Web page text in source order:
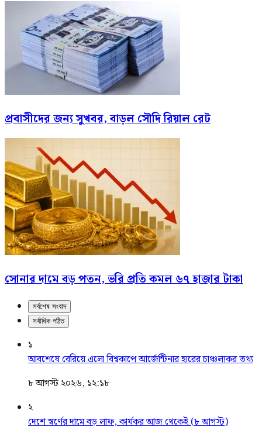
প্রবাসীদের জন্য সুখবর, বাড়ল সৌদি রিয়াল রেট
সোনার দামে বড় পতন, ভরি প্রতি কমল ৬৭ হাজার টাকা
সর্বশেষ সংবাদ
সর্বাধিক পঠিত
১
আবশেষে বেরিয়ে এলো বিশ্বকাপে আর্জেন্টিনার হারের চাঞ্চল্যকর তথ্য
৮ আগস্ট ২০২৬, ১২:১৮
২
দেশে স্বর্ণের দামে বড় লাফ, কার্যকর আজ থেকেই (৮ আগস্ট)